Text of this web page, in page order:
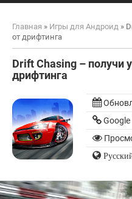
Главная » Игры для Андроид »
от дрифтинга
Drift Chasing – получи
дрифтинга
Google